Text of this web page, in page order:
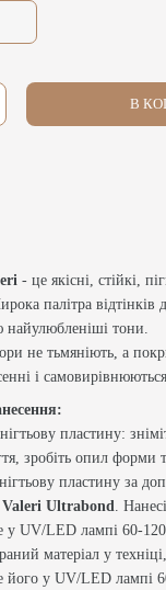
В
- це якісні, стійкі,
палітра
найулюбленіші тони.
не тьмяніють, а
і
пластину:
зробіть опил форми
пластину за
Valeri Ultrabond.
у UV/LED лампі 60-
матеріал у
його у UV/LED лампі